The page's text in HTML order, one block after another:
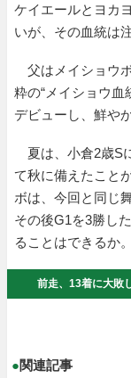
ケイエールとヨカ
いが、その血統は
父はメイショウ
粋の“メイショウ血
デビューし、鮮や
夏は、小倉2歳S
て秋に備えたこと
ボは、今回と同じ
その後G1を3勝し
ることはできるか。
前走、13着に大敗
●関連記事